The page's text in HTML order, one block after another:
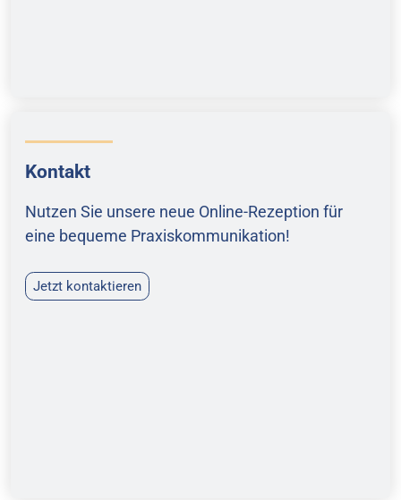
Kontakt
Nutzen Sie unsere neue Online-Rezeption für
eine bequeme Praxiskommunikation!
Jetzt kontaktieren